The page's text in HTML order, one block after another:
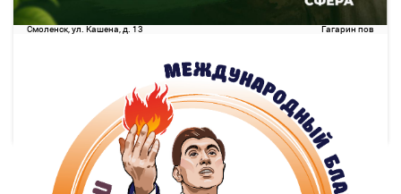
Смоленск
Смоленск, ул. Кашена, д. 13
Гагарин (поворот)
Гагарин пов
Детали рейса
Подробнее
о маршруте